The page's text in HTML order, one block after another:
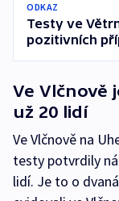
ODKAZ
Testy ve
pozitivních
Ve Vlčnově
už 20 lidí
Ve Vlčnově na
testy potvrdily
lidí. Je to o